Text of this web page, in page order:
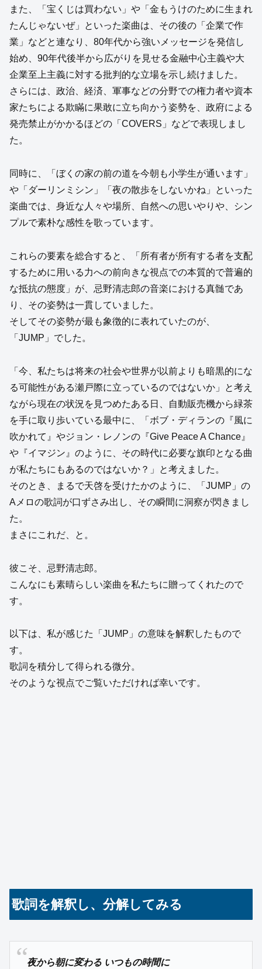
また、「宝くじは買わない」や「金もうけのために生まれ
たんじゃないぜ」といった楽曲は、その後の「企業で作
業」などと連なり、80年代から強いメッセージを発信し
始め、90年代後半から広がりを見せる金融中心主義や大
企業至上主義に対する批判的な立場を示し続けました。
さらには、政治、経済、軍事などの分野での権力者や資本
家たちによる欺瞞に果敢に立ち向かう姿勢を、政府による
発売禁止がかかるほどの「COVERS」などで表現しまし
た。
同時に、「ぼくの家の前の道を今朝も小学生が通います」
や「ダーリンミシン」「夜の散歩をしないかね」といった
楽曲では、身近な人々や場所、自然への思いやりや、シン
プルで素朴な感性を歌っています。
これらの要素を総合すると、「所有者が所有する者を支配
するために用いる力への前向きな視点での本質的で普遍的
な抵抗の態度」が、忌野清志郎の音楽における真髄であ
り、その姿勢は一貫していました。
そしてその姿勢が最も象徴的に表れていたのが、
「JUMP」でした。
「今、私たちは将来の社会や世界が以前よりも暗黒的にな
る可能性がある瀬戸際に立っているのではないか」と考え
ながら現在の状況を見つめたある日、自動販売機から緑茶
を手に取り歩いている最中に、「ボブ・ディランの『風に
吹かれて』やジョン・レノンの『Give Peace A Chance』
や『イマジン』のように、その時代に必要な旗印となる曲
が私たちにもあるのではないか？」と考えました。
そのとき、まるで天啓を受けたかのように、「JUMP」の
Aメロの歌詞が口ずさみ出し、その瞬間に洞察が閃きまし
た。
まさにこれだ、と。
彼こそ、忌野清志郎。
こんなにも素晴らしい楽曲を私たちに贈ってくれたので
す。
以下は、私が感じた「JUMP」の意味を解釈したもので
す。
歌詞を積分して得られる微分。
そのような視点でご覧いただければ幸いです。
歌詞を解釈し、分解してみる
夜から朝に変わる いつもの時間に